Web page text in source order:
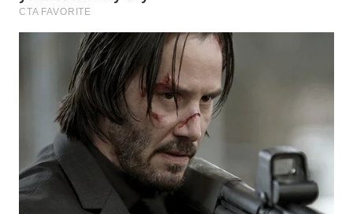
WN
DANAU
TOBA
WN
NIAS